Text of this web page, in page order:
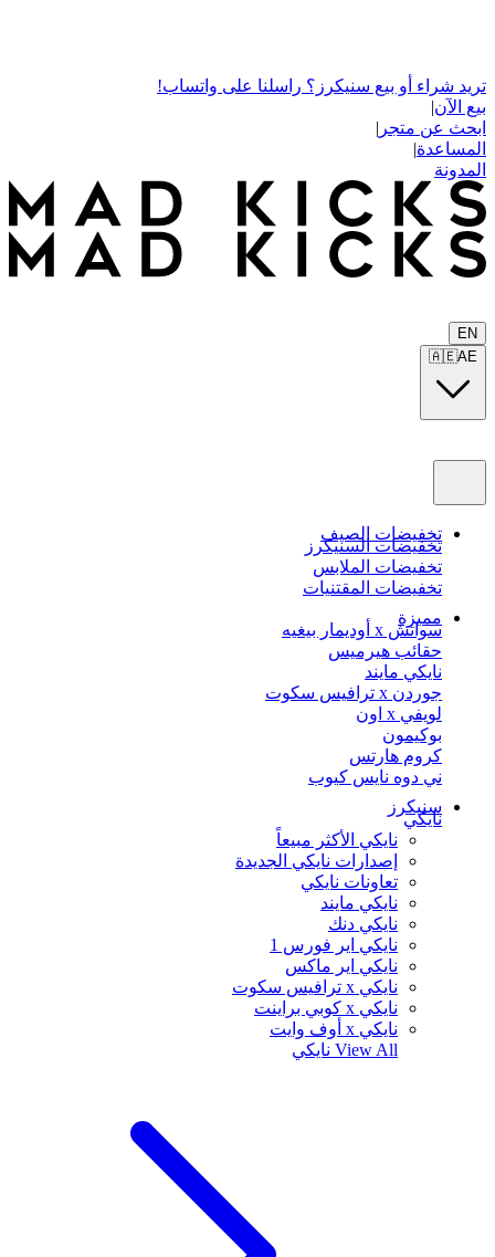
تريد شراء أو بيع سنيكرز؟ راسلنا على واتساب!
بيع الآن|
ابحث عن متجر |
المساعدة|
المدونة
EN
🇦🇪AE
تخفيضات الصيف
تخفيضات السنيكرز
تخفيضات الملابس
تخفيضات المقتنيات
مميزة
سواتش x أوديمار بيغيه
حقائب هيرميس
نايكي مايند
جوردن x ترافيس سكوت
لويفي x اون
بوكيمون
كروم هارتس
ني دوه نايس كيوب
سنيكرز
نايكي
نايكي الأكثر مبيعاً
إصدارات نايكي الجديدة
تعاونات نايكي
نايكي مايند
نايكي دنك
نايكي اير فورس 1
نايكي اير ماكس
نايكي x ترافيس سكوت
نايكي x كوبي براينت
نايكي x أوف وايت
View All نايكي